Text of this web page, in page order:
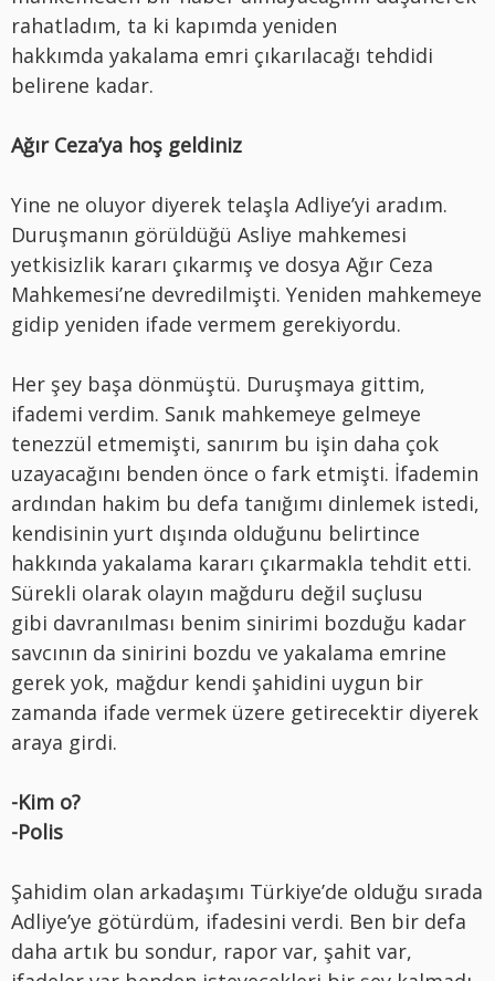
rahatladım, ta ki kapımda yeniden
hakkımda yakalama emri çıkarılacağı tehdidi
belirene kadar.
Ağır Ceza’ya hoş geldiniz
Yine ne oluyor diyerek telaşla Adliye’yi aradım.
Duruşmanın görüldüğü Asliye mahkemesi
yetkisizlik kararı çıkarmış ve dosya Ağır Ceza
Mahkemesi’ne devredilmişti. Yeniden mahkemeye
gidip yeniden ifade vermem gerekiyordu.
Her şey başa dönmüştü. Duruşmaya gittim,
ifademi verdim. Sanık mahkemeye gelmeye
tenezzül etmemişti, sanırım bu işin daha çok
uzayacağını benden önce o fark etmişti. İfademin
ardından hakim bu defa tanığımı dinlemek istedi,
kendisinin yurt dışında olduğunu belirtince
hakkında yakalama kararı çıkarmakla tehdit etti.
Sürekli olarak olayın mağduru değil suçlusu
gibi davranılması benim sinirimi bozduğu kadar
savcının da sinirini bozdu ve yakalama emrine
gerek yok, mağdur kendi şahidini uygun bir
zamanda ifade vermek üzere getirecektir diyerek
araya girdi.
-Kim o?
-Polis
Şahidim olan arkadaşımı Türkiye’de olduğu sırada
Adliye’ye götürdüm, ifadesini verdi. Ben bir defa
daha artık bu sondur, rapor var, şahit var,